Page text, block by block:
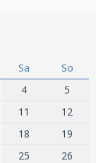
Sa
So
4
5
11
12
18
19
25 26